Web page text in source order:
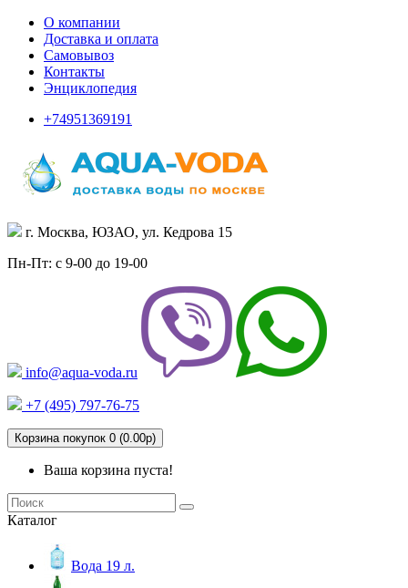
О компании
Доставка и оплата
Самовывоз
Контакты
Энциклопедия
+74951369191
г. Москва, ЮЗАО, ул. Кедрова 15
Пн-Пт: с 9-00 до 19-00
info@aqua-voda.ru
+7 (495) 797-76-75
Корзина покупок 0 (0.00р)
Ваша корзина пуста!
Каталог
Вода 19 л.